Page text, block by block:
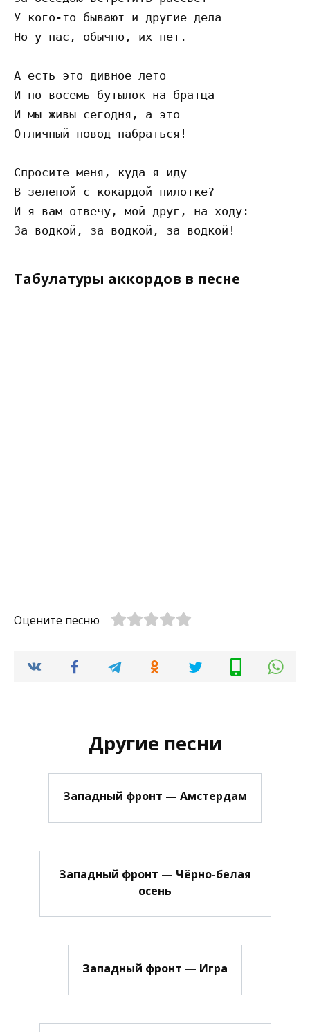
У кого-то бывают и другие дела
Но у нас, обычно, их нет.
А есть это дивное лето
И по восемь бутылок на братца
И мы живы сегодня, а это
Отличный повод набраться!
Спросите меня, куда я иду
В зеленой с кокардой пилотке?
И я вам отвечу, мой друг, на ходу:
Табулатуры аккордов в песне
Оцените песню
Другие песни
Западный фронт — Амстердам
Западный фронт — Чёрно-белая
осень
Западный фронт — Игра